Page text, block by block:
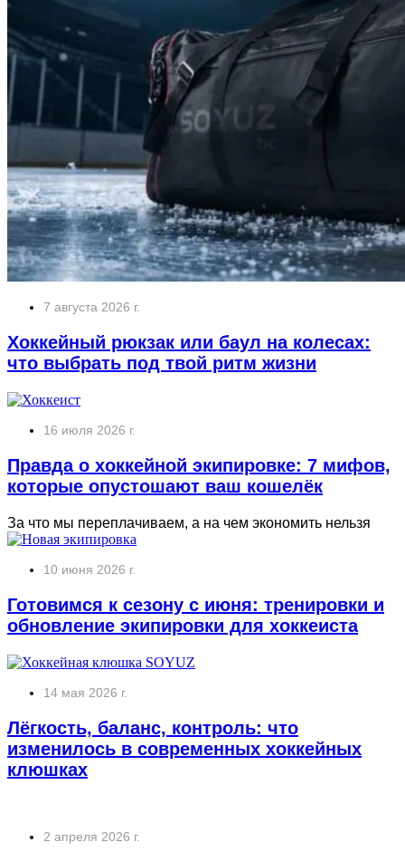
7 августа 2026 г.
Хоккейный рюкзак или баул на колесах:
что выбрать под твой ритм жизни
16 июля 2026 г.
Правда о хоккейной экипировке: 7 мифов,
которые опустошают ваш кошелёк
За что мы переплачиваем, а на чем экономить нельзя
10 июня 2026 г.
Готовимся к сезону с июня: тренировки и
обновление экипировки для хоккеиста
14 мая 2026 г.
Лёгкость, баланс, контроль: что
изменилось в современных хоккейных
клюшках
2 апреля 2026 г.